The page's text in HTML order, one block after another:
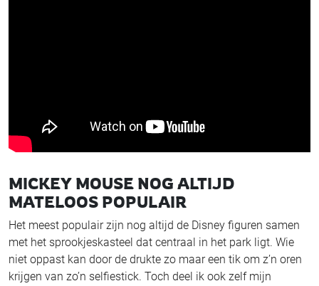
MICKEY MOUSE NOG ALTIJD
MATELOOS POPULAIR
Het meest populair zijn nog altijd de Disney figuren samen
met het sprookjeskasteel dat centraal in het park ligt. Wie
niet oppast kan door de drukte zo maar een tik om z’n oren
krijgen van zo’n selfiestick. Toch deel ik ook zelf mijn